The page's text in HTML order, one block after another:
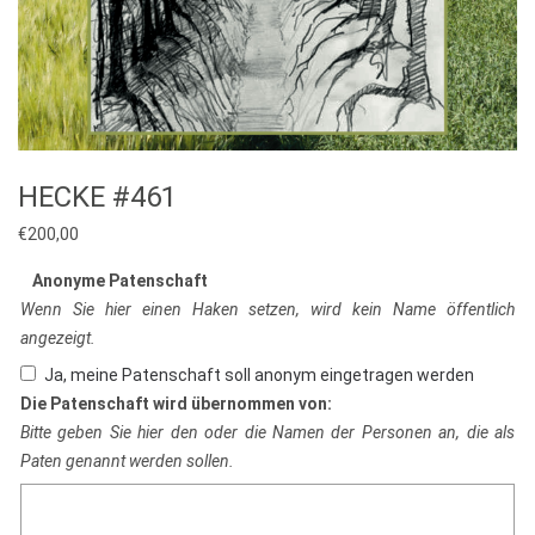
HECKE #461
€200,00
Anonyme Patenschaft
Wenn Sie hier einen Haken setzen, wird kein Name öffentlich
angezeigt.
Ja, meine Patenschaft soll anonym eingetragen werden
Die Patenschaft wird übernommen von:
Bitte geben Sie hier den oder die Namen der Personen an, die als
Paten genannt werden sollen.